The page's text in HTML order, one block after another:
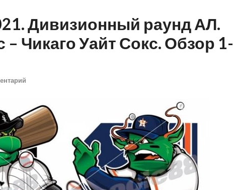
Дивизионный раунд АЛ.
Чикаго Уайт Сокс. Обзор 1-